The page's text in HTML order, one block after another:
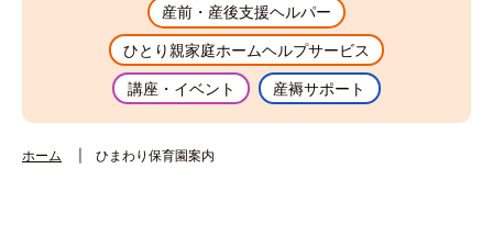
産前・産後支援ヘルパー
ひとり親家庭ホームヘルプサービス
講座・イベント 産褥サポート
ホーム ひまわり保育園案内